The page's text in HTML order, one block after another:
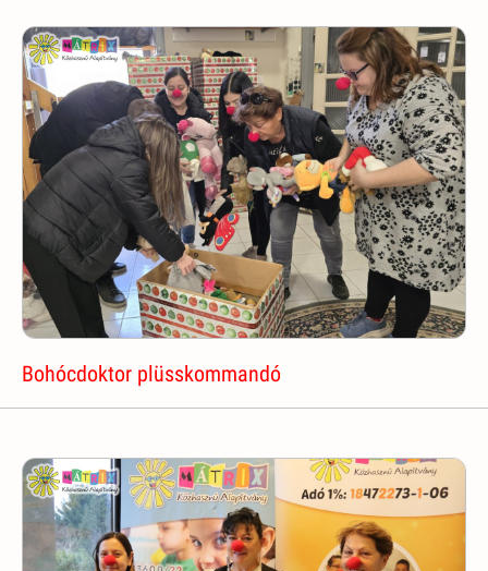
Bohócdoktor plüsskommandó